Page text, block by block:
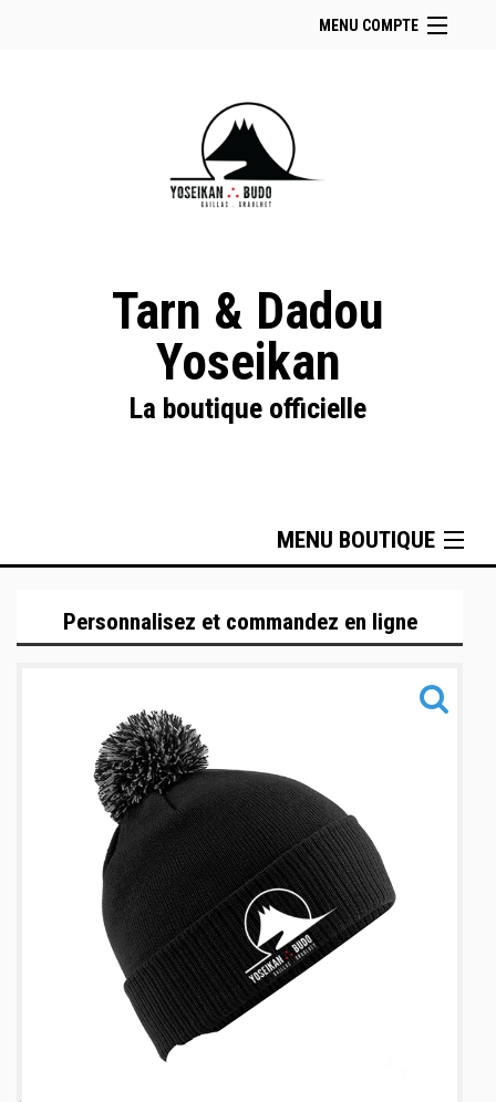
MENU COMPTE
Facebook
Instagram
Se connecter
Tarn & Dadou
Yoseikan
La boutique officielle
MENU BOUTIQUE
Sportswear
Sacs & Accessoires
Personnalisez et commandez en ligne